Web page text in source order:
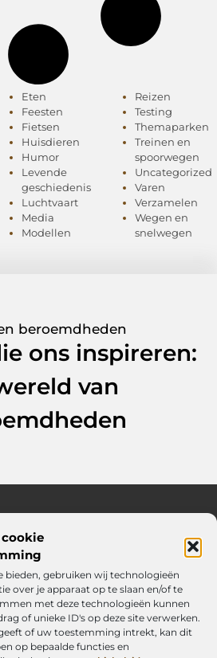
cookie
bieden, gebruiken wij technologieën
over je apparaat op te slaan en/of te
met deze technologieën kunnen
of unieke ID's op deze site verwerken.
of uw toestemming intrekt, kan dit
op bepaalde functies en
Eten
Feesten
Fietsen
Huisdieren
Humor
Levende
geschiedenis
Luchtvaart
Media
Modellen
Reizen
Testing
Themaparken
Treinen en
spoorwegen
Uncategorized
Varen
Verzamelen
Wegen en
snelwegen
beroemdheden
ons inspireren:
van
keuzes voor elke dag
content met praktische tips,
frisse perspectieven. Alles wat je
en richting je dag te starten.